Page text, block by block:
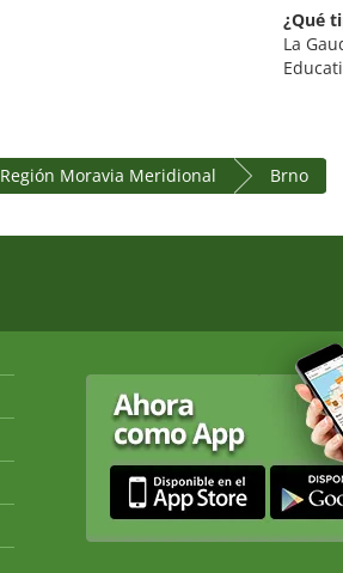
¿Qué
La
Región Moravia Meridional Brno